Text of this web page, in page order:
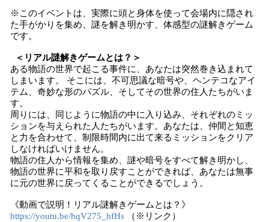
※このイベントは、実際に頭と身体を使って会場内に隠され
た手がかりを集め、謎を解き明かす、体感型の謎解きゲーム
です。
＜リアル謎解きゲームとは？＞
ある物語の世界で起こる事件に、あなたは突然巻き込まれて
しまいます。 そこには、不可思議な暗号や、ヘンテコなアイ
テム、奇妙な形のパズル、そしてその世界の住人たちがいま
す。
周りには、同じように物語の中に入り込み、それぞれのミッ
ションを与えられた人たちがいます。あなたは、仲間と知恵
と力を合わせて、制限時間内に出て来るミッションをクリア
しなければいけません。
物語の住人から情報を集め、謎や暗号をすべて解き明かし、
物語の世界に平和を取り戻すことができれば、あなたは無事
に元の世界に戻ってくることができるでしょう。
《動画で説明！リアル謎解きゲームとは？》
https://youtu.be/hqV275_hfHs （※リンク）